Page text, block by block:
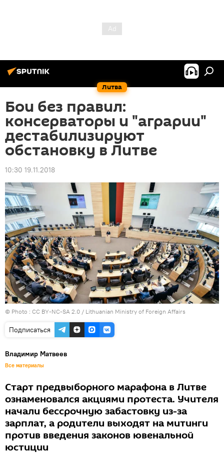
Литва
Бои без правил:
консерваторы и "аграрии"
дестабилизируют
обстановку в Литве
10:30 19.11.2018
© Photo : CC BY-NC-SA 2.0 / Lithuanian Ministry of Foreign Affairs
Подписаться
Владимир Матвеев
Все материалы
Старт предвыборного марафона в Литве
ознаменовался акциями протеста. Учителя
начали бессрочную забастовку из-за
зарплат, а родители выходят на митинги
против введения законов ювенальной
юстиции